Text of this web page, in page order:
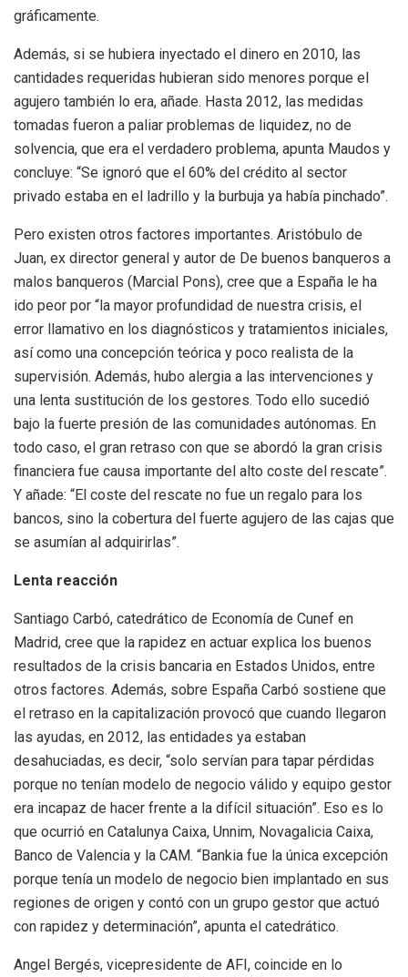
gráficamente.
Además, si se hubiera inyectado el dinero en 2010, las
cantidades requeridas hubieran sido menores porque el
agujero también lo era, añade. Hasta 2012, las medidas
tomadas fueron a paliar problemas de liquidez, no de
solvencia, que era el verdadero problema, apunta Maudos y
concluye: “Se ignoró que el 60% del crédito al sector
privado estaba en el ladrillo y la burbuja ya había pinchado”.
Pero existen otros factores importantes. Aristóbulo de
Juan, ex director general y autor de De buenos banqueros a
malos banqueros (Marcial Pons), cree que a España le ha
ido peor por “la mayor profundidad de nuestra crisis, el
error llamativo en los diagnósticos y tratamientos iniciales,
así como una concepción teórica y poco realista de la
supervisión. Además, hubo alergia a las intervenciones y
una lenta sustitución de los gestores. Todo ello sucedió
bajo la fuerte presión de las comunidades autónomas. En
todo caso, el gran retraso con que se abordó la gran crisis
financiera fue causa importante del alto coste del rescate”.
Y añade: “El coste del rescate no fue un regalo para los
bancos, sino la cobertura del fuerte agujero de las cajas que
se asumían al adquirirlas”.
Lenta reacción
Santiago Carbó, catedrático de Economía de Cunef en
Madrid, cree que la rapidez en actuar explica los buenos
resultados de la crisis bancaria en Estados Unidos, entre
otros factores. Además, sobre España Carbó sostiene que
el retraso en la capitalización provocó que cuando llegaron
las ayudas, en 2012, las entidades ya estaban
desahuciadas, es decir, “solo servían para tapar pérdidas
porque no tenían modelo de negocio válido y equipo gestor
era incapaz de hacer frente a la difícil situación”. Eso es lo
que ocurrió en Catalunya Caixa, Unnim, Novagalicia Caixa,
Banco de Valencia y la CAM. “Bankia fue la única excepción
porque tenía un modelo de negocio bien implantado en sus
regiones de origen y contó con un grupo gestor que actuó
con rapidez y determinación”, apunta el catedrático.
Angel Bergés, vicepresidente de AFI, coincide en lo